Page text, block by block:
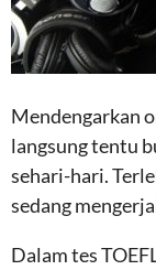
Mendengarkan
langsung tentu
sehari-hari.
sedang
Dalam tes